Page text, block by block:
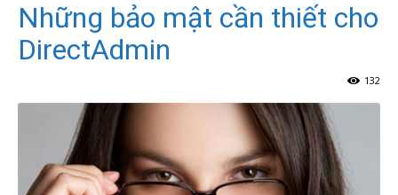
Những bảo mật cần thiết cho
DirectAdmin
132